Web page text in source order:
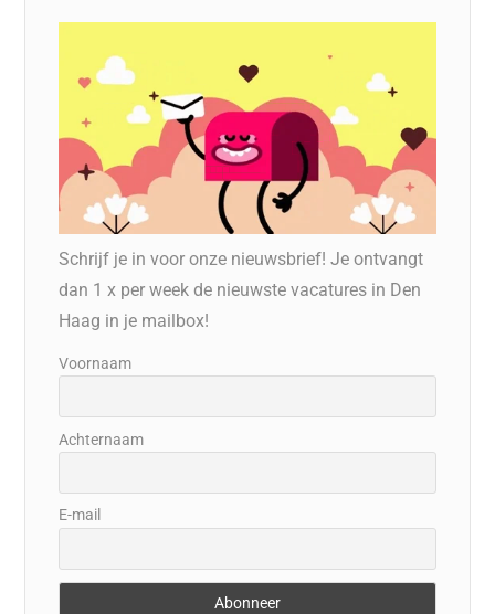
Schrijf je in voor onze nieuwsbrief! Je ontvangt
dan 1 x per week de nieuwste vacatures in Den
Haag in je mailbox!
Voornaam
Achternaam
E-mail